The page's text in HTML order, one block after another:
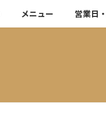
メニュー 営業日